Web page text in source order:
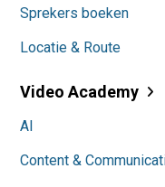
Sprekers boeken
Locatie & Route
Video Academy
AI
Content &